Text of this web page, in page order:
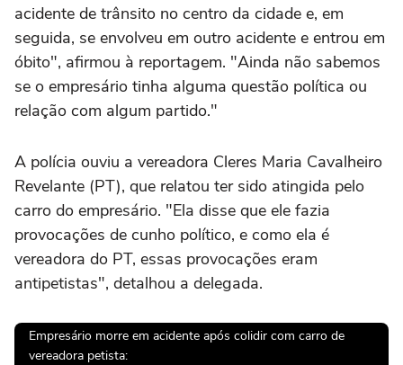
acidente de trânsito no centro da cidade e, em
seguida, se envolveu em outro acidente e entrou em
óbito", afirmou à reportagem. "Ainda não sabemos
se o empresário tinha alguma questão política ou
relação com algum partido."
A polícia ouviu a vereadora Cleres Maria Cavalheiro
Revelante (PT), que relatou ter sido atingida pelo
carro do empresário. "Ela disse que ele fazia
provocações de cunho político, e como ela é
vereadora do PT, essas provocações eram
antipetistas", detalhou a delegada.
Empresário morre em acidente após colidir com carro de
vereadora petista: